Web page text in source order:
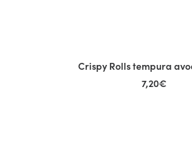
AJOUTER AU PANIER
Crispy Rolls tempura
7,20€